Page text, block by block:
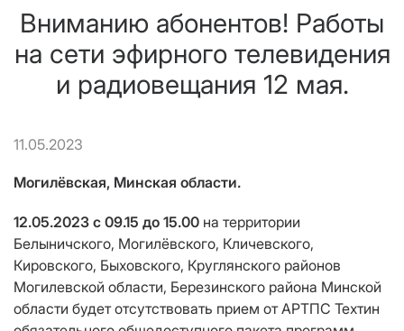
Вниманию абонентов! Работы
на сети эфирного телевидения
и радиовещания 12 мая.
11.05.2023
Могилёвская, Минская области.
12.05.2023 с 09.15 до 15.00 на территории
Белыничского, Могилёвского, Кличевского,
Кировского, Быховского, Круглянского районов
Могилевской области, Березинского района Минской
области будет отсутствовать прием от АРТПС Техтин